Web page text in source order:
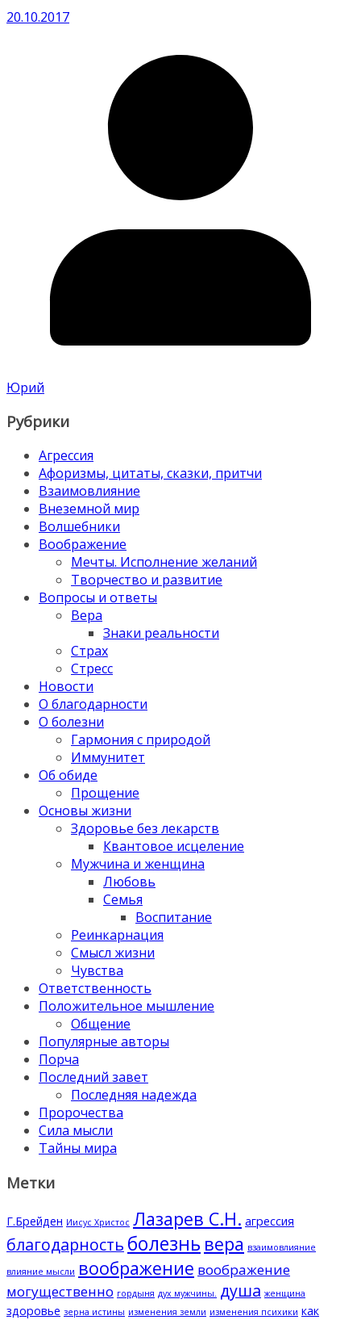
20.10.2017
Юрий
Рубрики
Агрессия
Афоризмы, цитаты, сказки, притчи
Взаимовлияние
Внеземной мир
Волшебники
Воображение
Мечты. Исполнение желаний
Творчество и развитие
Вопросы и ответы
Вера
Знаки реальности
Страх
Стресс
Новости
О благодарности
О болезни
Гармония с природой
Иммунитет
Об обиде
Прощение
Основы жизни
Здоровье без лекарств
Квантовое исцеление
Мужчина и женщина
Любовь
Семья
Воспитание
Реинкарнация
Смысл жизни
Чувства
Ответственность
Положительное мышление
Общение
Популярные авторы
Порча
Последний завет
Последняя надежда
Пророчества
Сила мысли
Тайны мира
Метки
Г.Брейден Иисус Христос Лазарев С.Н. агрессия
благодарность болезнь вера взаимовлияние
влияние мысли воображение воображение
могущественно гордыня дух мужчины. душа женщина
здоровье зерна истины изменения земли изменения психики как